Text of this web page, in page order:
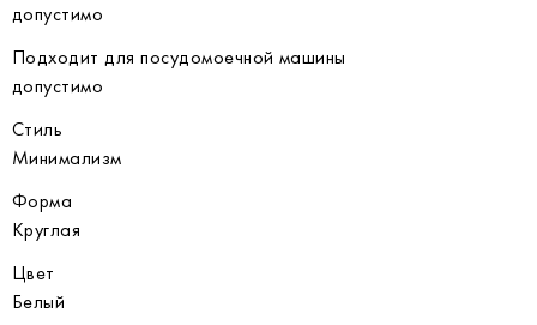
допустимо
Подходит для посудомоечной машины
допустимо
Стиль
Минимализм
Форма
Круглая
Цвет
Белый